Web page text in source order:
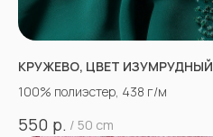
КРУЖЕВО, ЦВЕТ ИЗУМРУДНЫЙ
100% полиэстер, 438 г/м
550 р. / 50 cm